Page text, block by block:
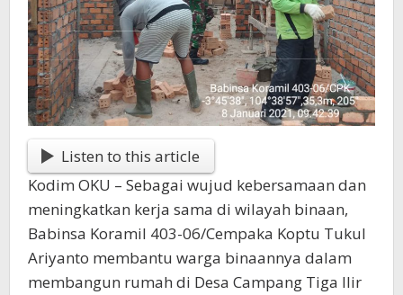
Listen to this article
Kodim OKU – Sebagai wujud kebersamaan dan
meningkatkan kerja sama di wilayah binaan,
Babinsa Koramil 403-06/Cempaka Koptu Tukul
Ariyanto membantu warga binaannya dalam
membangun rumah di Desa Campang Tiga Ilir